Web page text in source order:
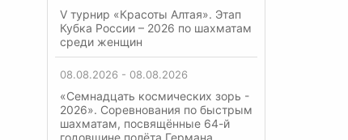
V турнир «Красоты Алтая». Этап
Кубка России – 2026 по шахматам
среди женщин
08.08.2026 - 08.08.2026
«Семнадцать космических зорь -
2026». Соревнования по быстрым
шахматам, посвящённые 64-й
годовщине полёта Германа